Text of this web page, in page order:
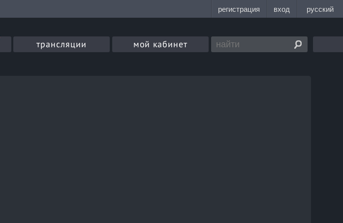
трансляции мой кабинет